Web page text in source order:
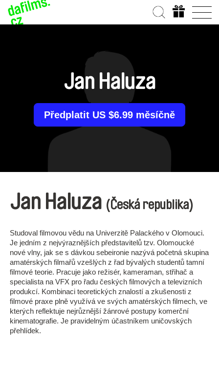
Jan Haluza
Předplatit US $6.99 měsíčně
Jan Haluza (Česká republika)
Studoval filmovou vědu na Univerzitě Palackého v Olomouci.
Je jedním z nejvýraznějších představitelů tzv. Olomoucké
nové vlny, jak se s dávkou sebeironie nazývá početná skupina
amatérských filmařů vzešlých z řad bývalých studentů tamní
filmové teorie. Pracuje jako režisér, kameraman, střihač a
specialista na VFX pro řadu českých filmových a televizních
produkcí. Kombinaci teoretických znalostí a zkušenosti z
filmové praxe plně využívá ve svých amatérských filmech, ve
kterých reflektuje nejrůznější žánrové postupy komerční
kinematografie. Je pravidelným účastníkem uničovských
přehlídek.